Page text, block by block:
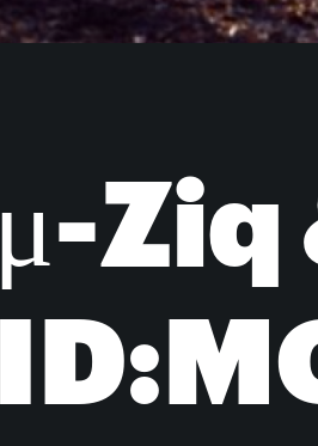
μ-Ziq